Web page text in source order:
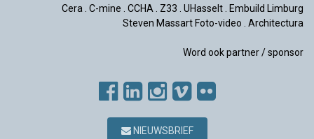
Cera
C-mine CCHA Z33 UHasselt
Embuild Limburg
Steven Massart Foto-video
Architectura
Word ook partner / sponsor
NIEUWSBRIEF